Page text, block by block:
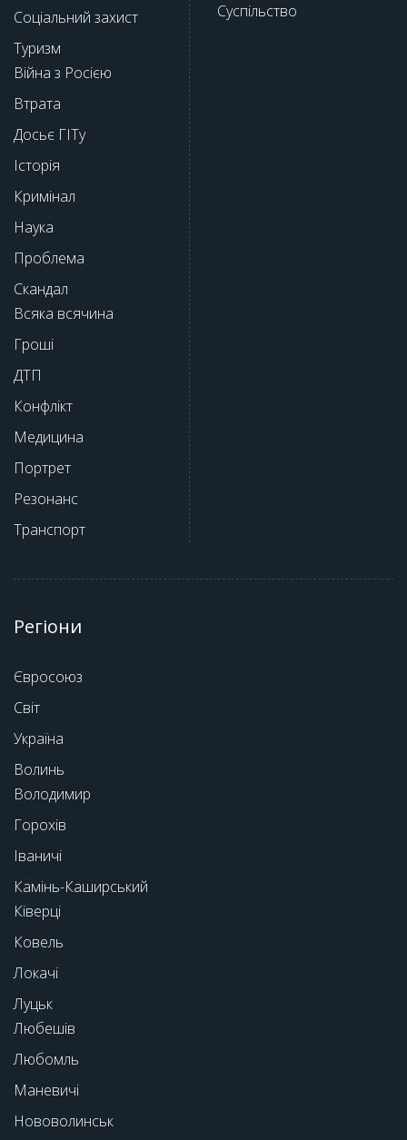
Соціальний захист
Туризм
Війна з Росією
Втрата
Досьє ГІТу
Історія
Кримінал
Наука
Проблема
Скандал
Всяка всячина
Гроші
ДТП
Конфлікт
Медицина
Портрет
Резонанс
Транспорт
Суспільство
Регіони
Євросоюз
Світ
Україна
Волинь
Володимир
Горохів
Іваничі
Камінь-Каширський
Ківерці
Ковель
Локачі
Луцьк
Любешів
Любомль
Маневичі
Нововолинськ